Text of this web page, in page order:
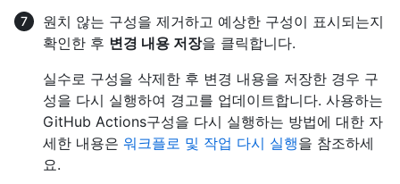
원치 않는 구성을 제거하고 예상한 구성이 표시되는지
확인한 후 변경 내용 저장을 클릭합니다.
실수로 구성을 삭제한 후 변경 내용을 저장한 경우 구
성을 다시 실행하여 경고를 업데이트합니다. 사용하는
GitHub Actions구성을 다시 실행하는 방법에 대한 자
세한 내용은 워크플로 및 작업 다시 실행을 참조하세
요.